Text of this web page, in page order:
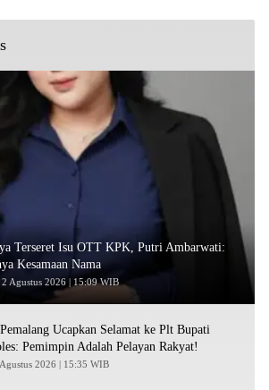
Terseret Isu OTT KPK, Putri Ambarwati:
Kesamaan Nama
Agustus 2026 | 15:09 WIB
Ucapkan Selamat ke Plt Bupati
Pemimpin Adalah Pelayan Rakyat!
2026 | 15:35 WIB